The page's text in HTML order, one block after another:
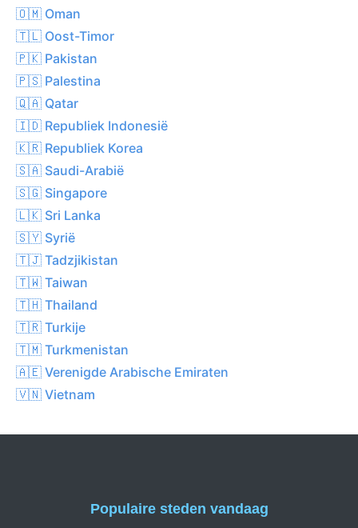
🇴🇲 Oman
🇹🇱 Oost-Timor
🇵🇰 Pakistan
🇵🇸 Palestina
🇶🇦 Qatar
🇮🇩 Republiek Indonesië
🇰🇷 Republiek Korea
🇸🇦 Saudi-Arabië
🇸🇬 Singapore
🇱🇰 Sri Lanka
🇸🇾 Syrië
🇹🇯 Tadzjikistan
🇹🇼 Taiwan
🇹🇭 Thailand
🇹🇷 Turkije
🇹🇲 Turkmenistan
🇦🇪 Verenigde Arabische Emiraten
🇻🇳 Vietnam
Populaire steden vandaag